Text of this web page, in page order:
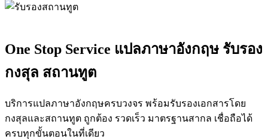
One Stop Service แปลภาษาอังกฤษ รับรอง
กงสุล สถานทูต
บริการแปลภาษาอังกฤษครบวงจร พร้อมรับรองเอกสารโดย
กงสุลและสถานทูต ถูกต้อง รวดเร็ว มาตรฐานสากล เชื่อถือได้
ครบทุกขั้นตอนในที่เดียว